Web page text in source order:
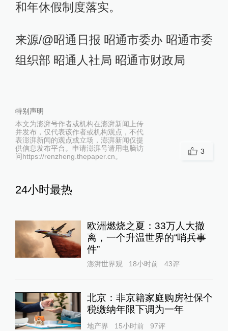
和年休假制度落实。
来源/@昭通日报 昭通市委办 昭通市委
组织部 昭通人社局 昭通市财政局
特别声明
本文为澎湃号作者或机构在澎湃新闻上传
并发布，仅代表该作者或机构观点，不代
表澎湃新闻的观点或立场，澎湃新闻仅提
供信息发布平台。申请澎湃号请用电脑访
问https://renzheng.thepaper.cn。
3
24小时最热
欧洲燃烧之夏：33万人大撤
离，一个升温世界的“哨兵事
件”
澎湃世界观 18小时前 43评
北京：非京籍家庭购房社保个
税缴纳年限下调为一年
地产界 15小时前 97评